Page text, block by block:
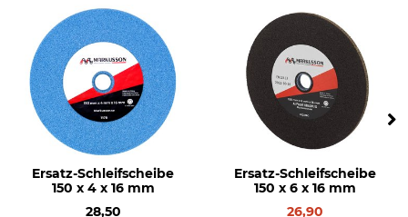
Ersatz-Schleifscheibe
150 x 4 x 16 mm
28,50
Ersatz-Schleifscheibe
150 x 6 x 16 mm
26,90